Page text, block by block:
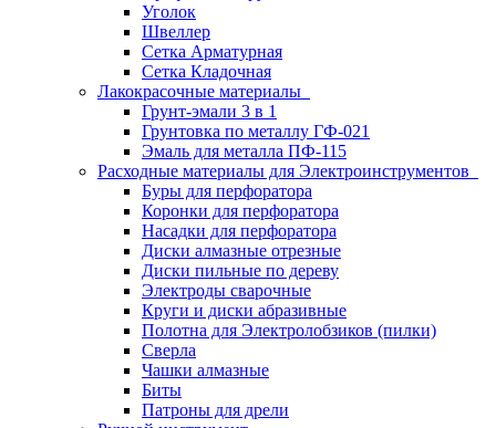
Уголок
Швеллер
Сетка Арматурная
Сетка Кладочная
Лакокрасочные материалы
Грунт-эмали 3 в 1
Грунтовка по металлу ГФ-021
Эмаль для металла ПФ-115
Расходные материалы для Электроинструментов
Буры для перфоратора
Коронки для перфоратора
Насадки для перфоратора
Диски алмазные отрезные
Диски пильные по дереву
Электроды сварочные
Круги и диски абразивные
Полотна для Электролобзиков (пилки)
Сверла
Чашки алмазные
Биты
Патроны для дрели